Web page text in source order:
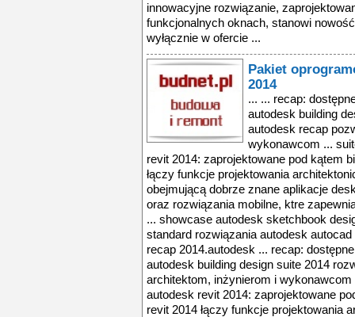
innowacyjne rozwiązanie,
funkcjonalnych oknach, stanowi
wyłącznie w ofercie ...
Pakiet
2014
... ... recap:
autodesk building
autodesk recap
wykonawcom ...
revit 2014: zaprojektowane pod kątem
łączy funkcje projektowania
obejmującą dobrze znane aplikacje
oraz rozwiązania mobilne, ktre
... showcase autodesk sketchbook
standard rozwiązania autodesk
recap 2014.autodesk ... recap:
autodesk building design suite 2014
architektom, inżynierom i
autodesk revit 2014: zaprojektowane
revit 2014 łączy funkcje projektowania